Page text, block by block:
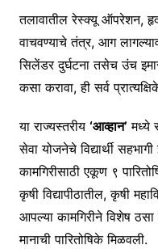
तलावातील रेस्क्यू ऑपरेशन,
वाचवण्याचे तंत्र, आग
सिलेंडर दुर्घटना तसेच उंच
कसा करावा, ही सर्व
या राज्यस्तरीय ‘आव्हान’ मध्ये
सेवा योजनेचे विद्यार्थी
कामगिरीसाठी एकूण ९
कृषी विद्यापीठातील, कृषी
आपल्या कामगिरीने विशेष
मानाची पारितोषिके मिळवली.